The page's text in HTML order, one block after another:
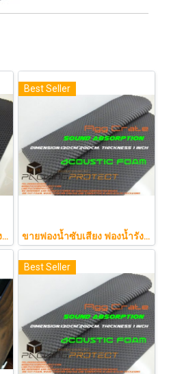
ขายฟองน้ำซับเสียง ฟองน้ำรังไข่ แผ่นซับเสียงห้อง ราคาถูกฟองน้ำรังไข่ แผ่นซับเสียงรังไข่ แผ่นซับเสียงรังไข่ Acoustic foam สีเทาดำขนาดใหญ่ 130*200ซม.หนา1.5นิ้วราคา350บาท(copy)
Best Seller
ขายฟองน้ำซับเสียง ฟองน้ำรังไข่ แผ่นซับเสียงห้อง ราคาถูกฟองน้ำรังไข่ แผ่นซับเสียงรังไข่ แผ่นซับเสียงรังไข่ Acoustic foam สีเ
Best Seller